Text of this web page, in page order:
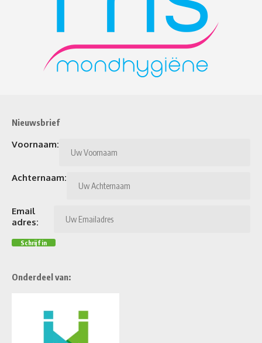
Nieuwsbrief
Voornaam:
Achternaam:
Email
adres:
Onderdeel van: